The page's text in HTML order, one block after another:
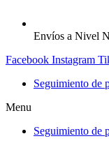
Envíos a Nivel
Facebook Instagram
Seguimiento de
Menu
Seguimiento de